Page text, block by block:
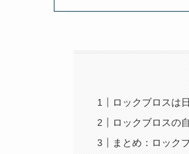
ロックブロスは
ロックブロスの
まとめ：ロック